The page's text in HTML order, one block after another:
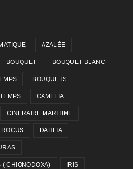
AZALÉE
BOUQUET BOUQUET BLANC
BOUQUETS
CAMELIA
CINERAIRE MARITIME
DAHLIA
( CHIONODOXA) IRIS